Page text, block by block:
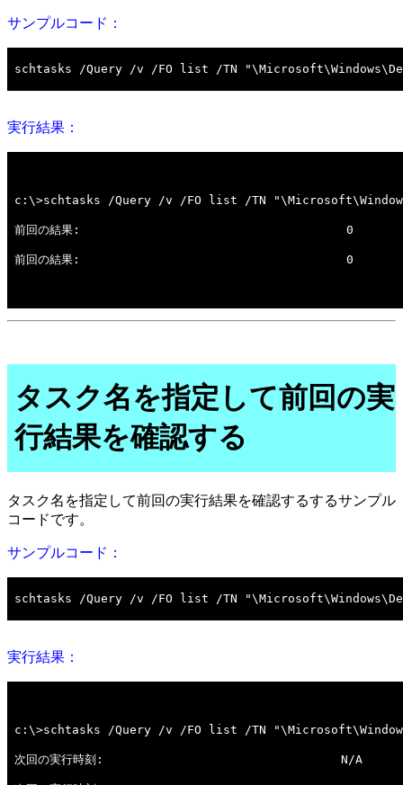
サンプルコード：
実行結果：
タスク名を指定して前回の実
行結果を確認する
タスク名を指定して前回の実行結果を確認するするサンプル
コードです。
サンプルコード：
実行結果：